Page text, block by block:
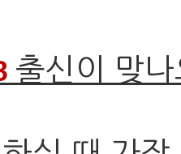
출신이 맞나